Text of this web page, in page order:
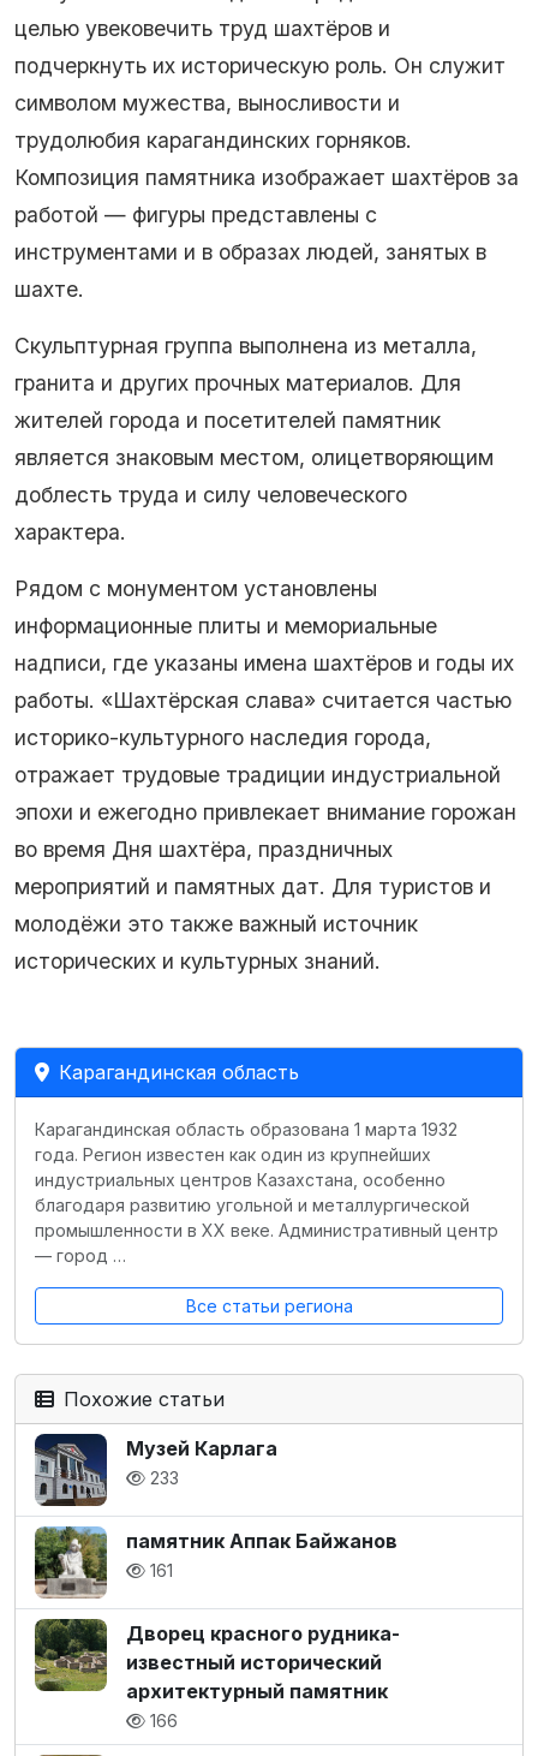
целью увековечить труд шахтёров и
подчеркнуть их историческую роль. Он служит
символом мужества, выносливости и
трудолюбия карагандинских горняков.
Композиция памятника изображает шахтёров за
работой — фигуры представлены с
инструментами и в образах людей, занятых в
шахте.
Скульптурная группа выполнена из металла,
гранита и других прочных материалов. Для
жителей города и посетителей памятник
является знаковым местом, олицетворяющим
доблесть труда и силу человеческого
характера.
Рядом с монументом установлены
информационные плиты и мемориальные
надписи, где указаны имена шахтёров и годы их
работы. «Шахтёрская слава» считается частью
историко-культурного наследия города,
отражает трудовые традиции индустриальной
эпохи и ежегодно привлекает внимание горожан
во время Дня шахтёра, праздничных
мероприятий и памятных дат. Для туристов и
молодёжи это также важный источник
исторических и культурных знаний.
Карагандинская область
Карагандинская область образована 1 марта 1932
года. Регион известен как один из крупнейших
индустриальных центров Казахстана, особенно
благодаря развитию угольной и металлургической
промышленности в XX веке. Административный центр
— город …
Все статьи региона
Похожие статьи
Музей Карлага
233
памятник Аппак Байжанов
161
Дворец красного рудника-
известный исторический
архитектурный памятник
166